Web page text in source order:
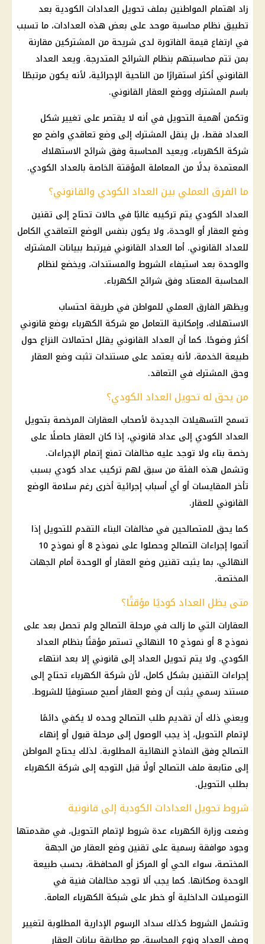
زاد اهتمام المواطنين بملف تحويل العدادات الكودية بعد
تطبيق نظام محاسبة موحد على بعض هذه العدادات، ما تسبب
في ارتفاع قيمة الفاتورة لدى شريحة من المشتركين مقارنة
بمن تتم محاسبتهم بنظام الشرائح المتدرجة. ويعد العداد
القانوني أكثر استقرارًا من الناحية الإجرائية، لأنه يكون مرتبطًا
باسم المشترك ووضع العقار القانوني.
وتكمن أهمية التحويل في أنه لا يقتصر على تغيير شكل
العداد فقط، بل ينقل المشترك إلى وضع تعاقدي واضح مع
شركة الكهرباء، ويعيد المحاسبة وفق شرائح الاستهلاك
المعتمدة بدلًا من المعاملة المؤقتة الخاصة بالعداد الكودي.
ما الفرق العملي بين العداد الكودي والقانوني؟
العداد الكودي يتم تركيبه غالبًا في حالات تحتاج إلى تقنين
وضع العقار أو الوحدة، ولا يكون بنفس الوضع التعاقدي الكامل
للعداد القانوني. أما العداد القانوني فيرتبط ببيانات المشترك
والوحدة بعد استيفاء الشروط والمستندات، ويخضع لنظام
المحاسبة المعتاد وفق شرائح الكهرباء.
ويظهر الفارق العملي للمواطن في طريقة احتساب
الاستهلاك، وإمكانية التعامل مع شركة الكهرباء بوضع قانوني
أكثر وضوحًا. كما أن العداد القانوني يقلل احتمالات النزاع حول
طبيعة الخدمة، لأنه يعتمد على مستندات تثبت وضع العقار
وحق المشترك في التعاقد.
من يحق له تحويل العداد الكودي؟
تسمح التسهيلات الجديدة لأصحاب العقارات المرخصة بتحويل
العداد الكودي إلى عداد قانوني، إذا كان العقار حاصلًا على
رخصة بناء ولا توجد عليه مخالفات تمنع إتمام الإجراءات.
وتشمل هذه الفئة من سبق لهم تركيب عداد كودي بسبب
تأخر المقايسات أو أي أسباب إجرائية أخرى رغم سلامة الوضع
القانوني للعقار.
كما يحق للمتصالحين في مخالفات البناء التقدم للتحويل إذا
أتموا إجراءات التصالح وحصلوا على نموذج 8 أو نموذج 10
النهائي، بما يثبت تقنين وضع العقار أو الوحدة أمام الجهات
المختصة.
متى يظل العداد كوديًا مؤقتًا؟
العقارات التي ما زالت في مرحلة التصالح ولم تحصل بعد على
نموذج 8 أو نموذج 10 النهائي تستمر مؤقتًا بنظام
العداد
الكودي. ولا يتم تحويل العداد إلى قانوني إلا بعد انتهاء
إجراءات التقنين بشكل كامل، لأن شركة الكهرباء تحتاج إلى
مستند رسمي يثبت أن وضع العقار أصبح مستوفيًا للشروط.
ويعني ذلك أن تقديم طلب التصالح وحده لا يكفي دائمًا
لإتمام التحويل، إذ يجب الوصول إلى مرحلة قبول أو إنهاء
التصالح وفق النماذج النهائية المطلوبة. لذلك يحتاج المواطن
إلى متابعة ملف التصالح أولًا قبل التوجه إلى شركة الكهرباء
بطلب التحويل.
شروط تحويل العدادات الكودية إلى قانونية
وضعت وزارة الكهرباء عدة شروط لإتمام التحويل، في مقدمتها
وجود موافقة رسمية على تقنين وضع العقار من الجهة
المختصة، سواء الحي أو المركز أو المحافظة، بحسب طبيعة
الوحدة ومكانها. كما يجب ألا توجد مخالفات فنية في
التوصيلات الداخلية أو خطر على شبكة الكهرباء العامة.
وتشمل الشروط كذلك سداد الرسوم الإدارية المطلوبة لتغيير
وصف العداد ونوع المحاسبة، مع مطابقة بيانات العقار